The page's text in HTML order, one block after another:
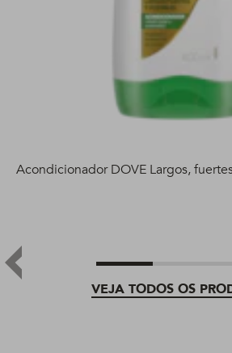
VEJA TODOS OS
Acondicionador DOVE Largos,